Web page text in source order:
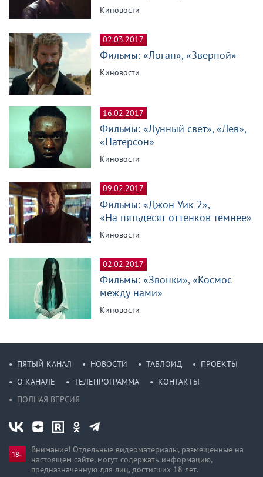
Киновости
02.03.2017
Фильмы: «Логан», «Зверпой»
Киновости
16.02.2017
Фильмы: «Лунный свет», «Лев»,
«Патерсон»
Киновости
09.02.2017
Фильмы: «Джон Уик 2»,
«На пятьдесят оттенков темнее»
Киновости
02.02.2017
Фильмы: «Звонки», «Космос
между нами»
Киновости
ПЯТЫЙ КАНАЛ НОВОСТИ ТАБЛОИД
ПРОЕКТЫ
О КАНАЛЕ
ТЕЛЕПРОГРАММА
КОНТАКТЫ
ПОЛНАЯ ВЕРСИЯ
Внимание! Отдельные видеоматериалы, размещенные на
настоящем сайте, могут содержать информацию,
предназначен­ную для лиц, достигших 18 лет.